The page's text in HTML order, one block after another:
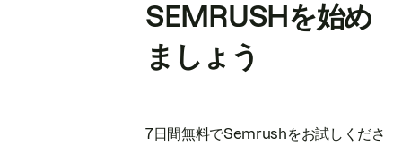
SEMRUSHを始め
ましょう
7日間無料でSemrushをお試しくださ